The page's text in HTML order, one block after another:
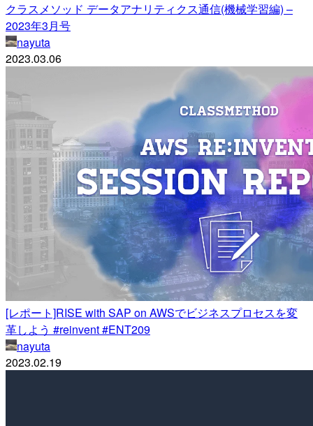
クラスメソッド データアナリティクス通信(機械学習編) –
2023年3月号
nayuta
2023.03.06
[レポート]RISE with SAP on AWSでビジネスプロセスを変
革しよう #reinvent #ENT209
nayuta
2023.02.19